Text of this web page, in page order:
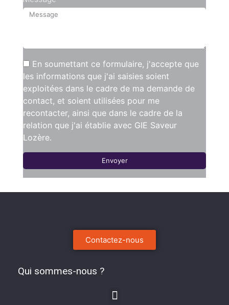
En soumettant ce formulaire, j'accepte que
les informations que j'ai saisies soient
exploitées dans le cadre de ma demande de
contact, et soient utilisées pour me
recontacter, ainsi que dans le cadre de la
relation que j'ai établie avec GIE Saveur
Lozère.
Envoyer
Contactez-nous
Qui sommes-nous ?